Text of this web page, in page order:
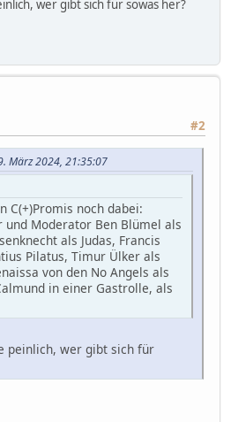
wer gibt sich für sowas her?
#2
März 2024, 21:35:07
C(+)Promis noch dabei:
und Moderator Ben Blümel als
als Judas, Francis
Pilatus, Timur Ülker als
von den No Angels als
in einer Gastrolle, als
peinlich, wer gibt sich für